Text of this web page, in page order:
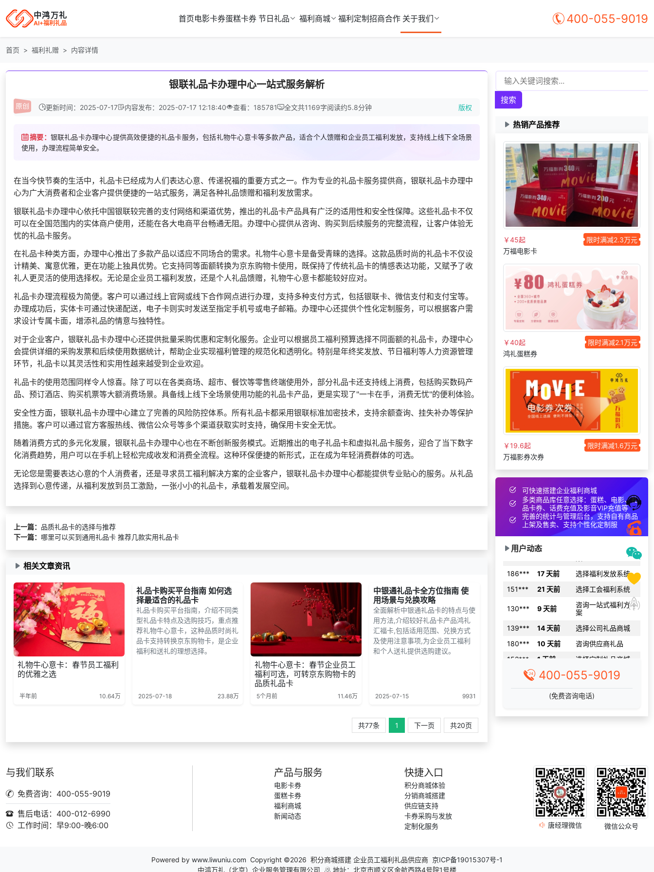
中鸿万礼
AI+福利礼品 首页电影卡券蛋糕卡券 节日礼品 福利商城 福利定制 招商合作 关于我们 400-055-9019
首页 福利礼赠 内容详情
银联礼品卡办理中心一站式服务解析
更新时间：2025-07-17 内容发布：2025-07-17 12:18:40 查看：185781 全文共1169字阅读约5.8分钟 版权
摘要： 银联礼品卡办理中心提供高效便捷的礼品卡服务，包括礼物牛心意卡等多款产品，适合个人馈赠和企业员工福利发放，支持线上线下全场景
使用，办理流程简单安全。
在当今快节奏的生活中，礼品卡已经成为人们表达心意、传递祝福的重要方式之一。作为专业的礼品卡服务提供商，银联礼品卡办理中
心为广大消费者和企业客户提供便捷的一站式服务，满足各种礼品馈赠和福利发放需求。
银联礼品卡办理中心依托中国银联较完善的支付网络和渠道优势，推出的礼品卡产品具有广泛的适用性和安全性保障。这些礼品卡不仅
可以在全国范围内的实体商户使用，还能在各大电商平台畅通无阻。办理中心提供从咨询、购买到后续服务的完整流程，让客户体验无
忧的礼品卡服务。
在礼品卡种类方面，办理中心推出了多款产品以适应不同场合的需求。礼物牛心意卡是备受青睐的选择。这款品质时尚的礼品卡不仅设
计精美、寓意优雅，更在功能上独具优势。它支持同等面额转换为京东购物卡使用，既保持了传统礼品卡的情感表达功能，又赋予了收
礼人更灵活的使用选择权。无论是企业员工福利发放，还是个人礼品馈赠，礼物牛心意卡都能较好应对。
礼品卡办理流程极为简便。客户可以通过线上官网或线下合作网点进行办理，支持多种支付方式，包括银联卡、微信支付和支付宝等。
办理成功后，实体卡可通过快递配送，电子卡则实时发送至指定手机号或电子邮箱。办理中心还提供个性化定制服务，可以根据客户需
求设计专属卡面，增添礼品的情意与独特性。
对于企业客户，银联礼品卡办理中心还提供批量采购优惠和定制化服务。企业可以根据员工福利预算选择不同面额的礼品卡，办理中心
会提供详细的采购发票和后续使用数据统计，帮助企业实现福利管理的规范化和透明化。特别是年终奖发放、节日福利等人力资源管理
环节，礼品卡以其灵活性和实用性越来越受到企业欢迎。
礼品卡的使用范围同样令人惊喜。除了可以在各类商场、超市、餐饮等零售终端使用外，部分礼品卡还支持线上消费，包括购买数码产
品、预订酒店、购买机票等大额消费场景。具备线上线下全场景使用功能的礼品卡产品，更是实现了"一卡在手，消费无忧"的便利体验。
安全性方面，银联礼品卡办理中心建立了完善的风险防控体系。所有礼品卡都采用银联标准加密技术，支持余额查询、挂失补办等保护
措施。客户可以通过官方客服热线、微信公众号等多个渠道获取实时支持，确保用卡安全无忧。
随着消费方式的多元化发展，银联礼品卡办理中心也在不断创新服务模式。近期推出的电子礼品卡和虚拟礼品卡服务，迎合了当下数字
化消费趋势，用户可以在手机上轻松完成收发和消费全流程。这种环保便捷的新形式，正在成为年轻消费群体的可选。
无论您是需要表达心意的个人消费者，还是寻求员工福利解决方案的企业客户，银联礼品卡办理中心都能提供专业贴心的服务。从礼品
选择到心意传递，从福利发放到员工激励，一张小小的礼品卡，承载着发展空间。
上一篇： 品质礼品卡的选择与推荐
下一篇： 哪里可以买到通用礼品卡 推荐几款实用礼品卡
相关文章资讯
礼物牛心意卡：春节员工福利
的优雅之选
半年前 10.64万
礼品卡购买平台指南 如何选
择最适合的礼品卡
礼品卡购买平台指南，介绍不同类
型礼品卡特点及选购技巧，重点推
荐礼物牛心意卡，这种品质时尚礼
品卡支持转换京东购物卡，是企业
福利和送礼的理想选择。
2025-07-18 23.88万
礼物牛心意卡：春节企业员工
福利可选，可转京东购物卡的
品质礼品卡
5个月前 11.46万
中银通礼品卡全方位指南 使
用场景与兑换攻略
全面解析中银通礼品卡的特点与使
用方法,介绍较好礼品卡产品鸿礼
汇福卡,包括适用范围、兑换方式
及使用注意事项,为企业员工福利
和个人送礼提供选购建议。
2025-07-15 9931
共77条 1 下一页 共20页
搜索
热销产品推荐
￥45起
限时满减2.3万元
万福电影卡
￥40起
限时满减2.1万元
鸿礼蛋糕券
￥19.6起
限时满减1.6万元
万福影券次券
可快速搭建企业福利商城
多类商品库任意选择：蛋糕、电影、礼
品卡券、话费充值及影音VIP充值等
完善的统计与管理后台，支持自有商品
上架及售卖、支持个性化定制服
用户动态
166*** 8 天前
链资料
176***
16 天前
获取弹性福利资料
149***
27 天前 索要商城资料
159*** 9 天前
选择了礼品提货系
统
188*** 5 小时前
选择工会福利系统
案
135*** 12 天前
咨询积分兑换商城
开发
8 天前
获取礼品采购供应
链资料
16 天前
获取弹性福利资料
27 天前 索要商城资料
9 天前
选择了礼品提货系
统
166*** 8 天前
获取礼品采购供应
链资料
176***
16 天前
获取弹性福利资料
149***
27 天前 索要商城资料
159*** 9 天前
选择了礼品提货系
统
188***
咨询一站式福利方
186***
17 天前
选择福利发放系统
151***
21 天前 选择工会福利系统
130*** 9 天前
咨询一站式福利方
139***
14 天前
选择公司礼品商城
180***
10 天前
咨询供应商礼品
152***
选择定制礼品商城
135*** 12 天前
咨询积分兑换商城
开发
197***
16 天前 了解礼品代发系统
159***
获取礼品商城搭建
资料
176***
获取礼品商城搭建
资料
400-055-9019
(免费咨询电话)
与我们联系
免费咨询：400-055-9019
售后电话：400-012-6990
工作时间：早9:00-晚6:00
产品与服务
电影卡券
蛋糕卡券
福利商城
新闻动态
快捷入口
积分商城体验
分销商城搭建
供应链支持
卡券采购与发放
定制化服务
唐经理微信 微信公众号
Powered by www.liwuniu.com Copyright ©2026 积分商城搭建 企业员工福利礼品供应商 京ICP备19015307号-1
中鸿万礼（北京）企业服务管理有限公司
地址：北京市顺义区金航西路4号院1号楼